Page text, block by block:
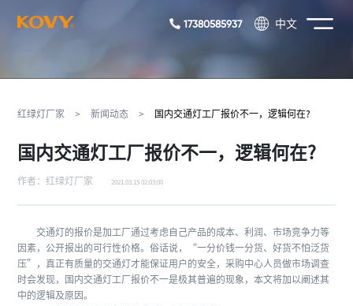
17380585937 中文
红绿灯厂家 > 新闻动态 > 国内交通灯工厂报价不一，逻辑何在?
国内交通灯工厂报价不一，逻辑何在?
作者：红绿灯厂家 2021.03.15 02:03:00
交通灯的报价是加工厂通过考虑自己产品的成本、利润、市场竞争力等
因素，公开报出的可行性价格。俗话说，“一分价钱一分货、好货不怕泛货
压”，真正有质量的交通灯才能保证用户的安全，采购中心人员做市场调查
时会发现，国内交通灯工厂报价不一是极其普遍的现象，本文将加以阐述其
中的逻辑及原因。